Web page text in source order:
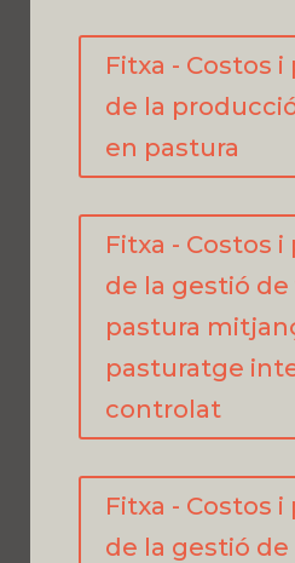
Fitxa - Costos
de la
en pastura
Fitxa - Costos
de la gestió de
pastura
pasturatge
controlat
Fitxa - Costos
de la gestió